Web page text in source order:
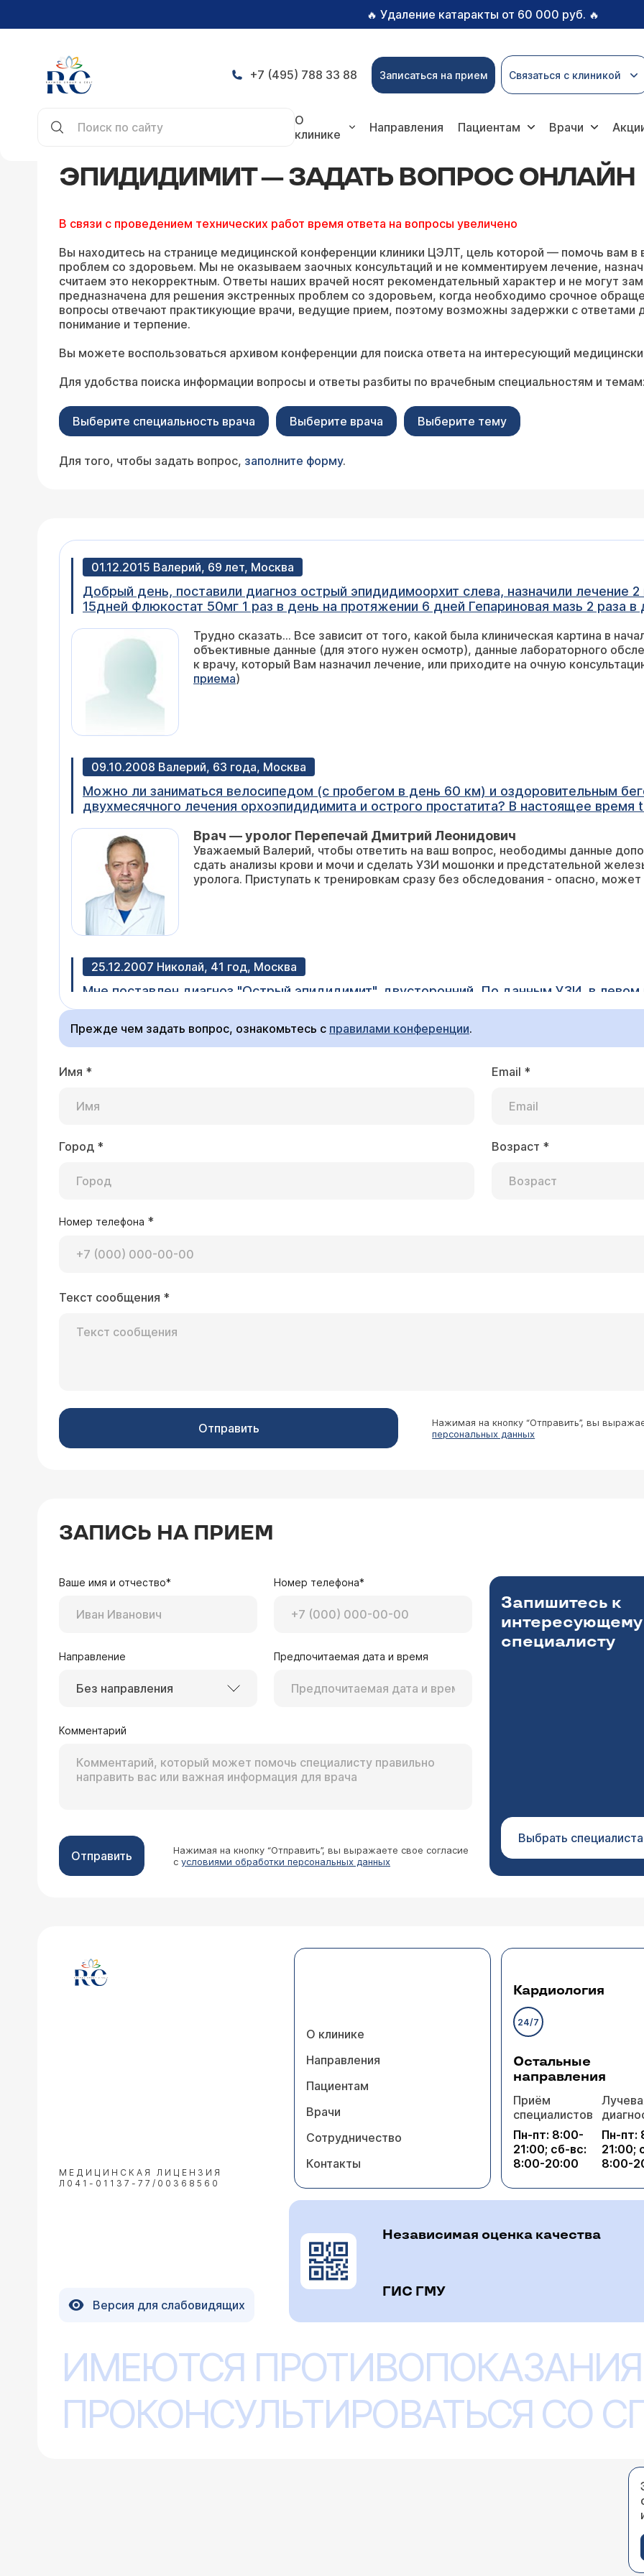
🔥 Удаление катаракты от 60 000 руб. 🔥
+7 (495) 788 33 88 Записаться на прием Связаться с клиникой
О
клинике
Направления Пациентам Врачи
ЭПИДИДИМИТ — ЗАДАТЬ ВОПРОС ОНЛАЙН
В связи с проведением технических работ время ответа на вопросы увеличено
Вы находитесь на странице медицинской конференции клиники ЦЭЛТ, цель которой — помочь вам в
проблем со здоровьем. Мы не оказываем заочных консультаций и не комментируем лечение,
считаем это некорректным. Ответы наших врачей носят рекомендательный характер и не могут
предназначена для решения экстренных проблем со здоровьем, когда необходимо срочное
вопросы отвечают практикующие врачи, ведущие прием, поэтому возможны задержки с ответами
понимание и терпение.
Вы можете воспользоваться архивом конференции для поиска ответа на интересующий
Для удобства поиска информации вопросы и ответы разбиты по врачебным специальностям и темам:
Выберите специальность врача Выберите врача Выберите тему
Для того, чтобы задать вопрос, заполните форму.
01.12.2015 Валерий, 69 лет, Москва
Добрый день, поставили диагноз острый эпидидимоорхит слева, назначили лечение
15дней Флюкостат 50мг 1 раз в день на протяжении 6 дней Гепариновая мазь 2 раза в день 15 дней Линекс по 2 капсулы 2
процесс продолжается? Опухоль поменьше стала, болевой синдром присутствует...
Трудно сказать... Все зависит от того, какой была клиническая картина в
объективные данные (для этого нужен осмотр), данные лабораторного
к врачу, который Вам назначил лечение, или приходите на очную
приема)
09.10.2008 Валерий, 63 года, Москва
Можно ли заниматься велосипедом (с пробегом в день 60 км) и оздоровительным
двухмесячного лечения орхоэпидидимита и острого простатита? В настоящее время
Врач — уролог Перепечай Дмитрий Леонидович
Уважаемый Валерий, чтобы ответить на ваш вопрос, неободимы данные
сдать анализы крови и мочи и сделать УЗИ мошонки и предстательной
уролога. Приступать к тренировкам сразу без обследования - опасно,
25.12.2007 Николай, 41 год, Москва
Мне поставлен диагноз "Острый эпидидимит", двусторонний. По данным УЗИ, в левом
формируется абсцесс. Контрольное УЗИ в понедельник, 24.12. Если подтвердится
срочная госпитализация - возможно ли это в ЦЭЛТ? Делаете ли вы операции,
придатка, яичка?Уважаемый Николай! К сожалению, наша больница на Новогодние каникулы
потребоваться достаточно длительное. Поэтому при необходимости Вам
8 лет назад сделана операция по Иванисевичу, осложнением которой явилось
области придатка яичка. Обратился к урологу. Он поставил предварительный
Простата симметрична. Паренхима неоднородна, в правой и левых долях
распределён равномерно, однако не выражен. В настоящее время принимаю
инфекции, приведший к воспалению (эпидидимиту)? И какие могли быть Ваши
предстательной железы?
кисту в придатке левого и правого яичка - 2мм и 2,3мм. Объем простаты - 18,6 см,
энтерококк (наиболее чувствителен к Ципробаю и Фурадонину). Врач рекомендовал
Нистатин, Глутоксим; 11-20 день - Фурадонин, Нистатин, Глутоксим. Лечусь уже 7
появились боли в придатке правого яичка. Необходимо ли продолжать
Врач — уролог Сейфуллаев Рашад Вахидович
На мой взгляд, Вам назначен адекватный курс лечения, я думаю, имеет
Несколько дней назад у меня появился бугорок на правом яичке, который вызывает боль при дотрагивании, а в нормальном
состоянии присутствует легкая боль яичка. Подскажите, что это может быть и
Описываемые Вами симптомы указывают, скорее всего, на такое заболевание органов мошонки, как эпидидимит. Не
хочется.
15.07.2002 Иван, 22 года
Судя по описанию, у Вас двусторонний эпидидимит или эпидидимоорхит (соответственно, воспаление придатков яичек
. Он назначит необходимые для
Прежде чем задать вопрос, ознакомьтесь с правилами конференции.
Имя * Email *
Город * Возраст *
Номер телефона *
Текст сообщения *
Отправить Нажимая на кнопку “Отправить”, вы
персональных данных
ЗАПИСЬ НА ПРИЕМ
Ваше имя и отчество* Номер телефона*
Направление
Без направления
Предпочитаемая дата и время
Комментарий
Отправить
Нажимая на кнопку “Отправить”, вы выражаете свое согласие
с условиями обработки персональных данных
Запишитесь к
интересующему
специалисту
Выбрать специалиста
МЕДИЦИНСКАЯ ЛИЦЕНЗИЯ
Л041-01137-77/00368560
О клинике
Направления
Пациентам
Врачи
Сотрудничество
Контакты
Кардиология
24/7
Остальные
направления
Приём
специалистов
Пн-пт: 8:00-
21:00; сб-вс:
8:00-20:00
Пн-пт:
21:00;
8:00-
Версия для слабовидящих
Независимая оценка качества
ГИС ГМУ
ИМЕЮТСЯ
ПРОКОНСУЛЬТИРОВАТЬСЯ СО